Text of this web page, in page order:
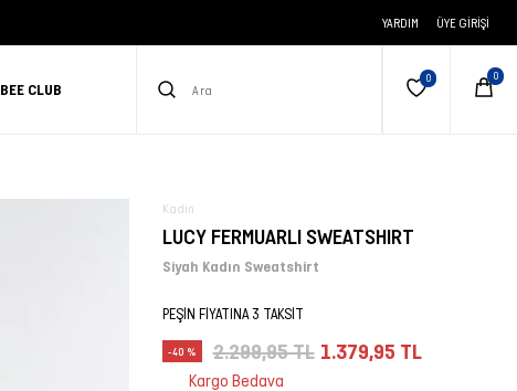
YARDIM ÜYE GIRIŞI
BEE CLUB
Kadın
LUCY FERMUARLI SWEATSHIRT
Siyah Kadın Sweatshirt
PEŞİN FİYATINA 3 TAKSİT
-40 % 2.299,95 TL 1.379,95 TL
Kargo Bedava